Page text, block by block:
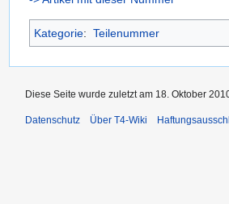
Kategorie: Teilenummer
Diese Seite wurde zuletzt am 18. Oktober
Datenschutz Über T4-Wiki